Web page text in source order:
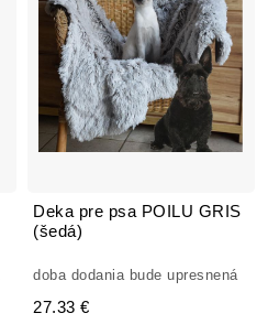
Deka pre psa POILU GRIS
(šedá)
doba dodania bude upresnená
27.33 €